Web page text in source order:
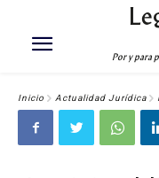
Por y para
Inicio Actualidad Jurídica